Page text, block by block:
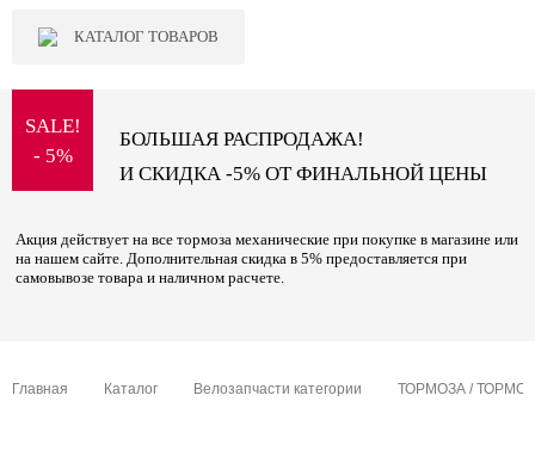
КАТАЛОГ ТОВАРОВ
SALE!
- 5%
БОЛЬШАЯ РАСПРОДАЖА!
И СКИДКА -5% ОТ ФИНАЛЬНОЙ ЦЕНЫ
Акция действует на все тормоза механические при покупке в магазине или
на нашем сайте. Дополнительная скидка в 5% предоставляется при
самовывозе товара и наличном расчете.
Главная Каталог Велозапчасти категории ТОРМОЗА /